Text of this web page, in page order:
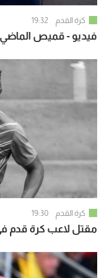
كرة القدم 19:32
فيديو - قميص
كرة القدم 19:30
مقتل لاعب كرة قدم